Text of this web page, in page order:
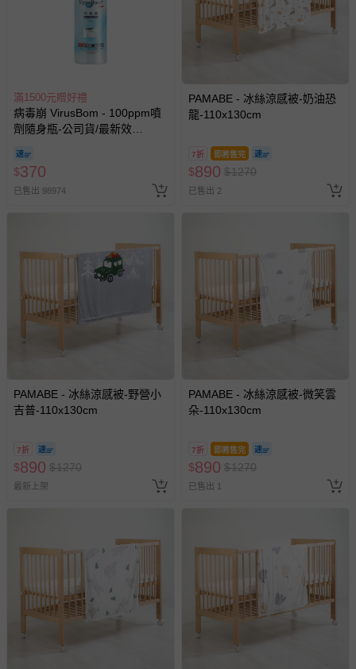
滿1500元贈好禮
病毒崩 VirusBom - 100ppm噴
劑隨身瓶-公司貨/最新效
$370
已售出 98974
PAMABE - 冰絲涼感被-奶油恐
龍-110x130cm
7折 即將售完
$890 $1270
已售出 2
PAMABE - 冰絲涼感被-野營小
吉普-110x130cm
7折
$890 $1270
最新上架
PAMABE - 冰絲涼感被-微笑雲
朵-110x130cm
7折 即將售完
$890 $1270
已售出 1